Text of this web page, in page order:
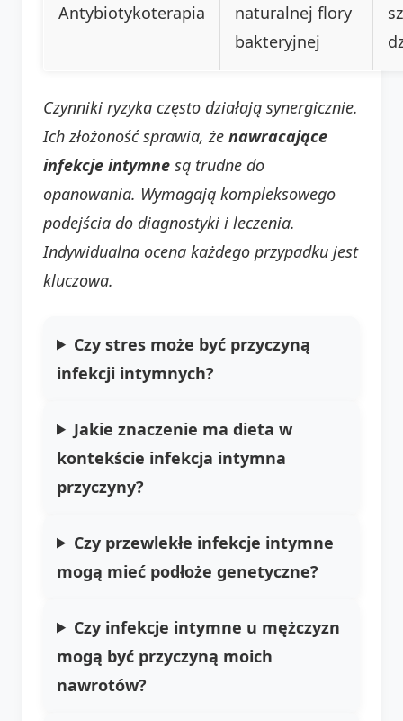
Antybiotykoterapia
naturalnej flory
bakteryjnej
Czynniki ryzyka często działają synergicznie.
Ich złożoność sprawia, że nawracające
infekcje intymne są trudne do
opanowania. Wymagają kompleksowego
podejścia do diagnostyki i leczenia.
Indywidualna ocena każdego przypadku jest
kluczowa.
Czy stres może być przyczyną
infekcji intymnych?
Jakie znaczenie ma dieta w
kontekście infekcja intymna
przyczyny?
Czy przewlekłe infekcje intymne
mogą mieć podłoże genetyczne?
Czy infekcje intymne u mężczyzn
mogą być przyczyną moich
nawrotów?